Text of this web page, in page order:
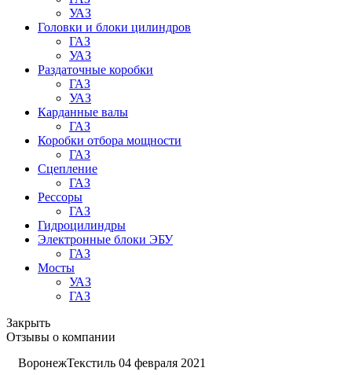
УАЗ
Головки и блоки цилиндров
ГАЗ
УАЗ
Раздаточные коробки
ГАЗ
УАЗ
Карданные валы
ГАЗ
Коробки отбора мощности
ГАЗ
Сцепление
ГАЗ
Рессоры
ГАЗ
Гидроцилиндры
Электронные блоки ЭБУ
ГАЗ
Мосты
УАЗ
ГАЗ
Закрыть
Отзывы о компании
ВоронежТекстиль 04 февраля 2021